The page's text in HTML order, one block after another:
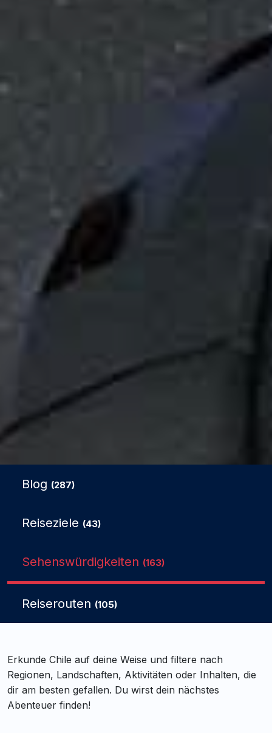
Blog (287)
Reiseziele (43)
Sehenswürdigkeiten (163)
Reiserouten (105)
Erkunde Chile auf deine Weise und filtere nach
Regionen, Landschaften, Aktivitäten oder Inhalten, die
dir am besten gefallen. Du wirst dein nächstes
Abenteuer finden!